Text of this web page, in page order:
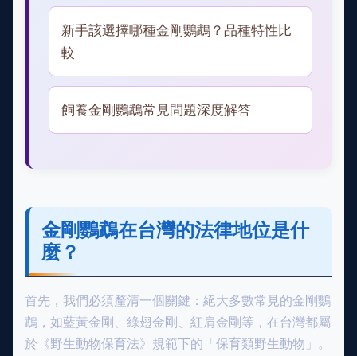
新手該選擇哪種金剛鸚鵡？品種特性比
較
飼養金剛鸚鵡常見問題深度解答
金剛鸚鵡在台灣的法律地位是什
麼？
首先，我們必須釐清一個關鍵：絕大多數常見的金剛鸚
鵡，如藍黃金剛、綠翅金剛、紅肩金剛等，在台灣都屬
於《野生動物保育法》規範下的「保育類野生動物」。